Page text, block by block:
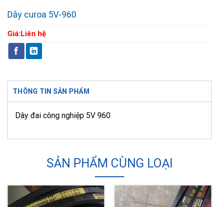
Dây curoa 5V-960
Giá: Liên hệ
THÔNG TIN SẢN PHẨM
Dây đai công nghiệp 5V 960
SẢN PHẨM CÙNG LOẠI